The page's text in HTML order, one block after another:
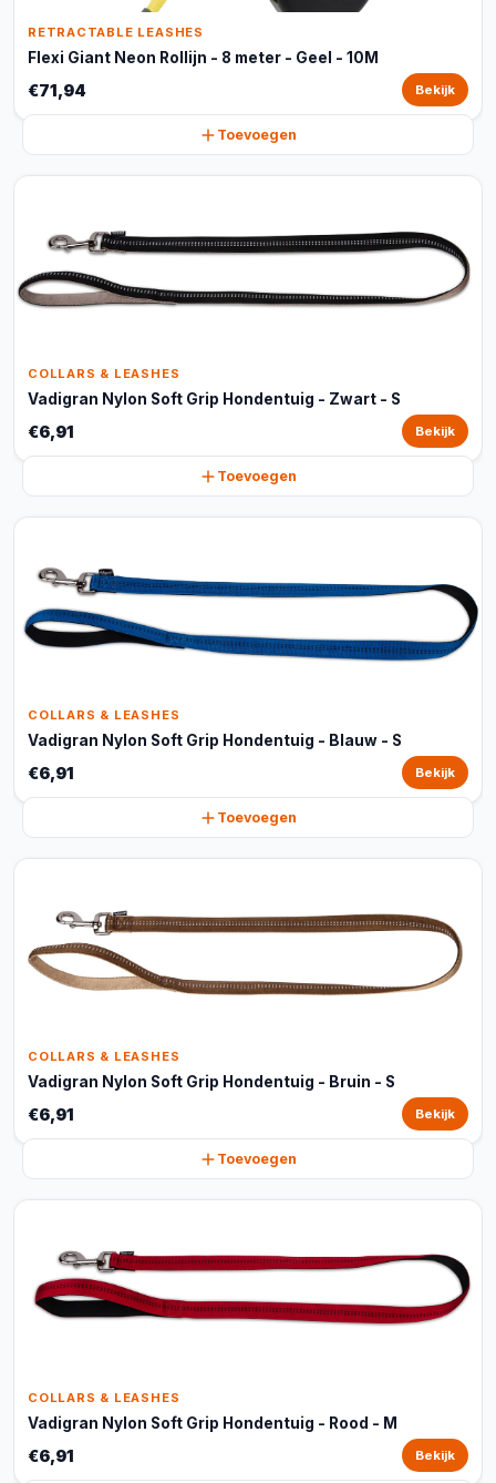
RETRACTABLE LEASHES
Flexi Giant Neon Rollijn - 8 meter - Geel - 10M
€71,94 Bekijk
Toevoegen
COLLARS & LEASHES
Vadigran Nylon Soft Grip Hondentuig - Zwart - S
€6,91 Bekijk
Toevoegen
COLLARS & LEASHES
Vadigran Nylon Soft Grip Hondentuig - Blauw - S
€6,91 Bekijk
Toevoegen
COLLARS & LEASHES
Vadigran Nylon Soft Grip Hondentuig - Bruin - S
€6,91 Bekijk
Toevoegen
COLLARS & LEASHES
Vadigran Nylon Soft Grip Hondentuig - Rood - M
€6,91 Bekijk